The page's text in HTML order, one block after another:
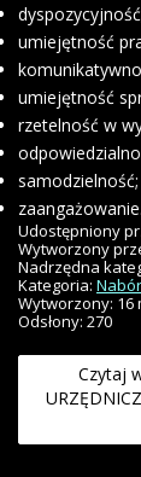
umiejętność
umiejętność
rzetelność w
samodzielność;
zaangażowanie.
Udostępniony
Wytworzony
Nadrzędna
Kategoria:
Wytworzony: 16
Odsłony: 270
Czytaj